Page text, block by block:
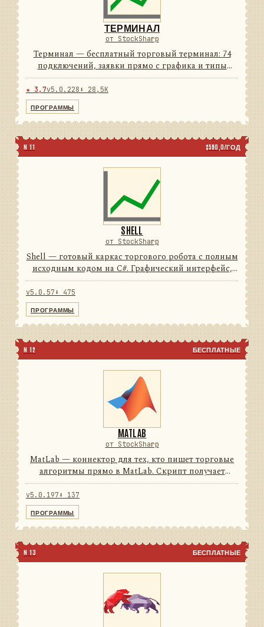
ТЕРМИНАЛ
от StockSharp
Терминал — бесплатный торговый терминал: 74
подключений, заявки прямо с графика и типы
свечей, которых нет у брокерского софта. Светлая и
тёмная темы — обе в комплекте.
74подключений5типов свечей...
★ 3,7v5.0.228 ⬇ 28,5K
ПРОГРАММЫ
N 11 $590,0/ГОД
SHELL
от StockSharp
Shell — готовый каркас торгового робота с полным
исходным кодом на C#. Графический интерфейс,
подключения, тестирование и отчёты уже
написаны: от вас нужен только алгоритм.
74подключений100%исход...
v5.0.57 ⬇ 475
ПРОГРАММЫ
N 12 БЕСПЛАТНЫЕ
MATLAB
от StockSharp
MatLab — коннектор для тех, кто пишет торговые
алгоритмы прямо в MatLab. Скрипт получает
рыночные данные в реальном времени и
отправляет заявки, не выходя из привычной среды.
74подключений0строк на ...
v5.0.197 ⬇ 137
ПРОГРАММЫ
N 13 БЕСПЛАТНЫЕ